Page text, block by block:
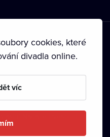
• Zásady používání
práva•
cookies, které
divadla online.
víc